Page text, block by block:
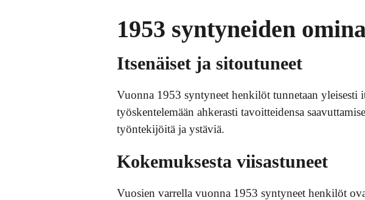
1953 syntyneiden
Itsenäiset ja sitoutuneet
Vuonna 1953 syntyneet henkilöt tunnetaan yleisesti
työskentelemään ahkerasti tavoitteidensa
työntekijöitä ja ystäviä.
Kokemuksesta viisastuneet
Vuosien varrella vuonna 1953 syntyneet henkilöt